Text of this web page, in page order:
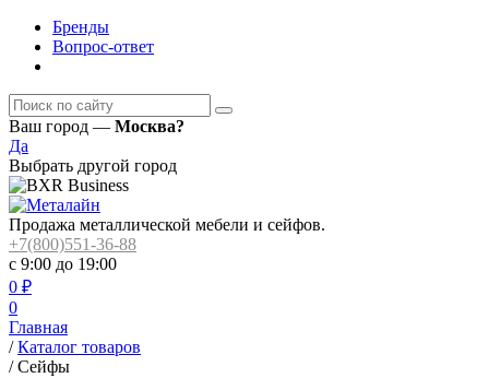
Бренды
Вопрос-ответ
Ваш город — Москва?
Да
Выбрать другой город
Продажа металлической мебели и сейфов.
+7(800)551-36-88
с 9:00 до 19:00
0 ₽
0
Главная
/ Каталог товаров
/ Сейфы